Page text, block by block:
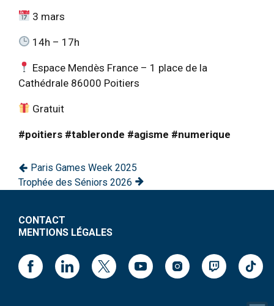
3 mars
14h – 17h
Espace Mendès France – 1 place de la
Cathédrale 86000 Poitiers
Gratuit
#poitiers #tableronde #agisme #numerique
Paris Games Week 2025
Trophée des Séniors 2026
CONTACT
MENTIONS LÉGALES